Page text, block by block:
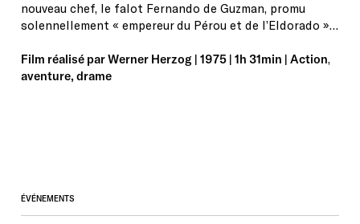
nouveau chef, le falot Fernando de Guzman, promu
solennellement « empereur du Pérou et de l’Eldorado »…
Film réalisé par Werner Herzog | 1975 | 1h 31min | Action,
aventure, drame
ÉVÉNEMENTS